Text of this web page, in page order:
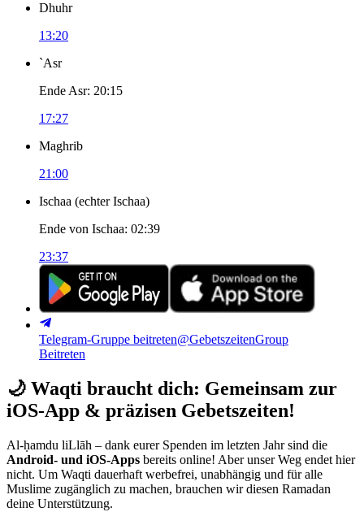
Dhuhr
13:20
`Asr
Ende Asr: 20:15
17:27
Maghrib
21:00
Ischaa (echter Ischaa)
Ende von Ischaa: 02:39
23:37
Telegram-Gruppe beitreten@GebetszeitenGroup
Beitreten
🌙 Waqti braucht dich: Gemeinsam zur
iOS-App & präzisen Gebetszeiten!
Al-ḥamdu liLlāh – dank eurer Spenden im letzten Jahr sind die
Android- und iOS-Apps bereits online! Aber unser Weg endet hier
nicht. Um Waqti dauerhaft werbefrei, unabhängig und für alle
Muslime zugänglich zu machen, brauchen wir diesen Ramadan
deine Unterstützung.